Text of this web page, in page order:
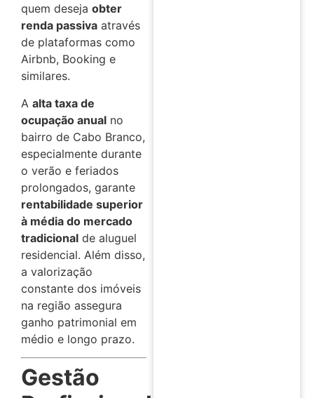
quem deseja obter
renda passiva através
de plataformas como
Airbnb, Booking e
similares.
A alta taxa de
ocupação anual no
bairro de Cabo Branco,
especialmente durante
o verão e feriados
prolongados, garante
rentabilidade superior
à média do mercado
tradicional de aluguel
residencial. Além disso,
a valorização
constante dos imóveis
na região assegura
ganho patrimonial em
médio e longo prazo.
Gestão